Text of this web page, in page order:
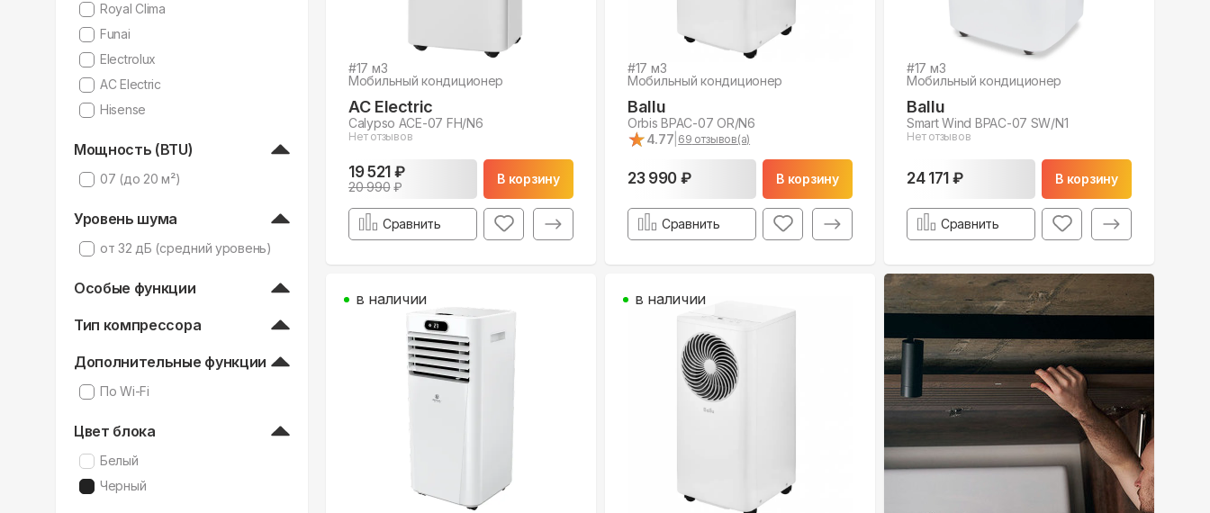
Royal Clima
Funai
Electrolux
AC Electric
Hisense
Мощность (BTU)
07 (до 20 м²)
Уровень шума
от 32 дБ (средний уровень)
Особые функции
Тип компрессора
Дополнительные функции
По Wi-Fi
Цвет блока
Белый
Черный
#17 м3
Мобильный кондиционер
AC Electric
Calypso ACE-07 FH/N6
Нет отзывов
19 521 ₽
20 990₽
В корзину
Сравнить
#17 м3
Мобильный кондиционер
Ballu
Orbis BPAC-07 OR/N6
★
★4.77 69 отзывов(а)
23 990 ₽ В корзину
Сравнить
#17 м3
Мобильный кондиционер
Ballu
Smart Wind BPAC-07 SW/N1
Нет отзывов
24 171 ₽ В корзину
Сравнить
в наличии в наличии